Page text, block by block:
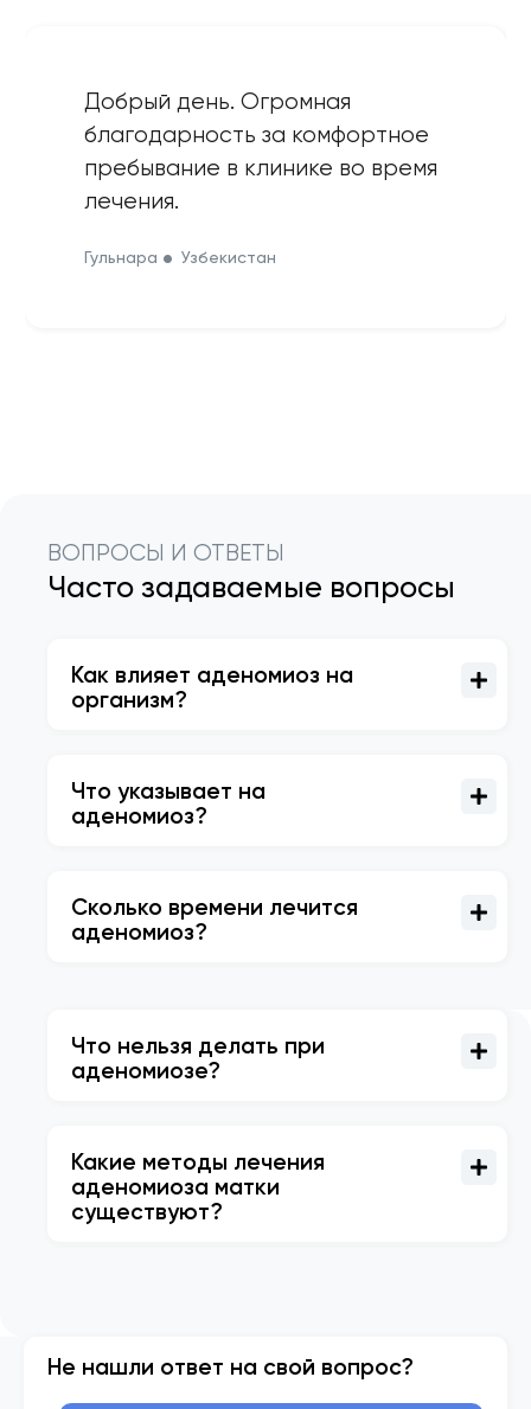
Добрый день. Огромная
благодарность за комфортное
пребывание в клинике во время
лечения.
Гульнара Узбекистан
ВОПРОСЫ И ОТВЕТЫ
Часто задаваемые вопросы
Как влияет аденомиоз на
организм?
Что указывает на
аденомиоз?
Сколько времени лечится
аденомиоз?
Что нельзя делать при
аденомиозе?
Какие методы лечения
аденомиоза матки
существуют?
Не нашли ответ на свой вопрос?